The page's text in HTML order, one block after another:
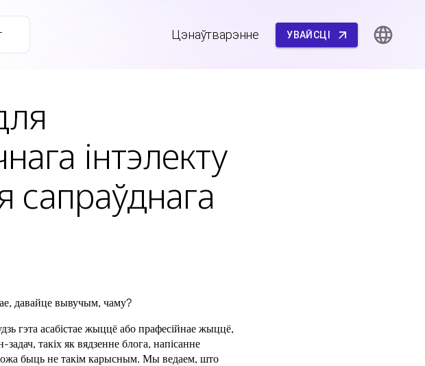
Цэнаўтварэнне УВАЙСЦІ
інтэлекту
сапраўднага
давайце вывучым, чаму?
гэта асабістае жыццё або прафесійнае жыццё,
такіх як вядзенне блога, напісанне
быць не такім карысным. Мы ведаем, што